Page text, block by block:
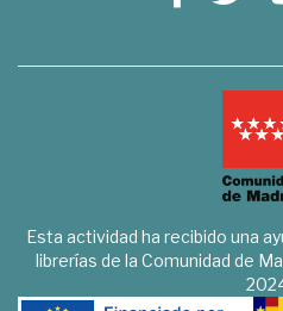
Esta actividad ha recibido una
librerías de la Comunidad de